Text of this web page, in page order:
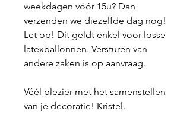
weekdagen vóór 15u? Dan
verzenden we diezelfde dag nog!
Let op! Dit geldt enkel voor losse
latexballonnen. Versturen van
andere zaken is op aanvraag.
Véél plezier met het samenstellen
van je decoratie! Kristel.